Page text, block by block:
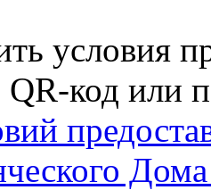
условия
QR-код или